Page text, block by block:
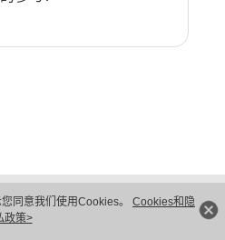
同意我们使用Cookies。 Cookies和隐
政策>
保护
法律声明